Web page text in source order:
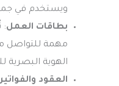
ويستخدم في جميع
بطاقات العمل:
مهمة للتواصل
الهوية
العقود